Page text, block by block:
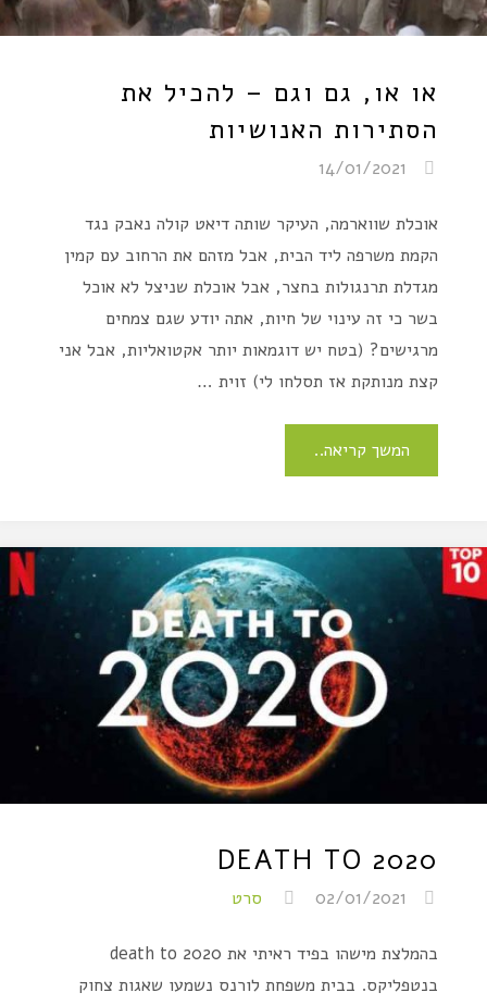
או או, גם וגם – להכיל את
הסתירות האנושיות
14/01/2021
אוכלת שווארמה, העיקר שותה דיאט קולה נאבק נגד
הקמת משרפה ליד הבית, אבל מזהם את הרחוב עם קמין
מגדלת תרנגולות בחצר, אבל אוכלת שניצל לא אוכל
בשר כי זה עינוי של חיות, אתה יודע שגם צמחים
מרגישים? (בטח יש דוגמאות יותר אקטואליות, אבל אני
קצת מנותקת אז תסלחו לי) זוית …
המשך קריאה..
DEATH TO 2020
02/01/2021 סרט
בהמלצת מישהו בפיד ראיתי את death to 2020
בנטפליקס. בבית משפחת לורנס נשמעו שאגות צחוק